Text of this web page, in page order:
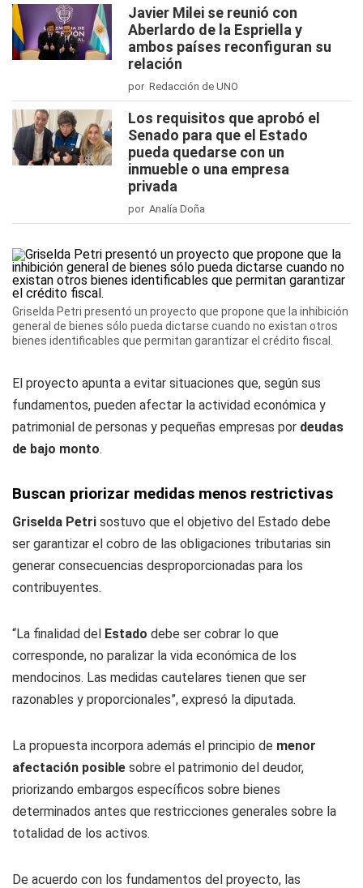
Javier Milei se reunió con
Aberlardo de la Espriella y
ambos países reconfiguran su
relación
por Redacción de UNO
Los requisitos que aprobó el
Senado para que el Estado
pueda quedarse con un
inmueble o una empresa
privada
por Analía Doña
Griselda Petri presentó un proyecto que propone que la inhibición
general de bienes sólo pueda dictarse cuando no existan otros
bienes identificables que permitan garantizar el crédito fiscal.
El proyecto apunta a evitar situaciones que, según sus
fundamentos, pueden afectar la actividad económica y
patrimonial de personas y pequeñas empresas por deudas
de bajo monto.
Buscan priorizar medidas menos restrictivas
Griselda Petri sostuvo que el objetivo del Estado debe
ser garantizar el cobro de las obligaciones tributarias sin
generar consecuencias desproporcionadas para los
contribuyentes.
“La finalidad del Estado debe ser cobrar lo que
corresponde, no paralizar la vida económica de los
mendocinos. Las medidas cautelares tienen que ser
razonables y proporcionales”, expresó la diputada.
La propuesta incorpora además el principio de menor
afectación posible sobre el patrimonio del deudor,
priorizando embargos específicos sobre bienes
determinados antes que restricciones generales sobre la
totalidad de los activos.
De acuerdo con los fundamentos del proyecto, las